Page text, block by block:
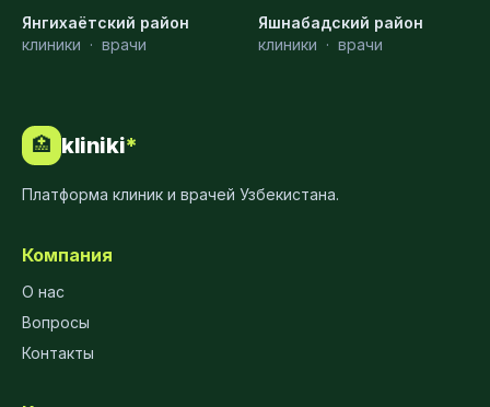
Янгихаётский район
клиники · врачи
Яшнабадский район
клиники · врачи
🏥 kliniki*
Платформа клиник и врачей Узбекистана.
Компания
О нас
Вопросы
Контакты